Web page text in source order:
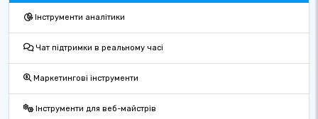
Інструменти аналітики
Чат підтримки в реальному часі
Маркетингові інструменти
Інструменти для веб-майстрів